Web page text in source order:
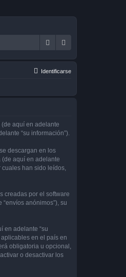
Buscar
Identificarse
(de aquí en adelante
“su información”).
descargan en los
aquí en adelante
cuales han sido leídos,
creadas por el software
anónimos”), su
en adelante “su
en el país en
obligatoria u opcional,
o desactivar los